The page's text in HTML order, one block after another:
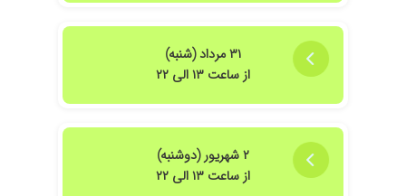
سلام وقت به خیر دکتر فوق العاده خوبی هستن از
نظر تشخیص و درمان ولی مشکل بزرگی که هست
در موضوع تاخیر در نوبت هست من دوبار به مطب
ایشون مراجعه کردم ولی هر دوبار بالای دو سه
ساعت دیرتر نوبتم شد که برم داخل اتاق دکتر
دکتر خوبی هستن ۱۴۰۳/۰۷/۲۵
سلام دکتری بسیار باتجربه و عالی من مشکل
ساییدگی زانو و کمر درد داشتم تحت نظر ایشون
۳۱ مرداد (شنبه)
از ساعت ۱۳ الی ۲۲
۲ شهریور (دوشنبه)
از ساعت ۱۳ الی ۲۲